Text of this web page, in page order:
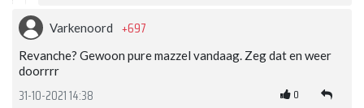
Varkenoord +697
Revanche? Gewoon pure mazzel vandaag. Zeg dat en weer
doorrrr
31-10-2021 14:38 0